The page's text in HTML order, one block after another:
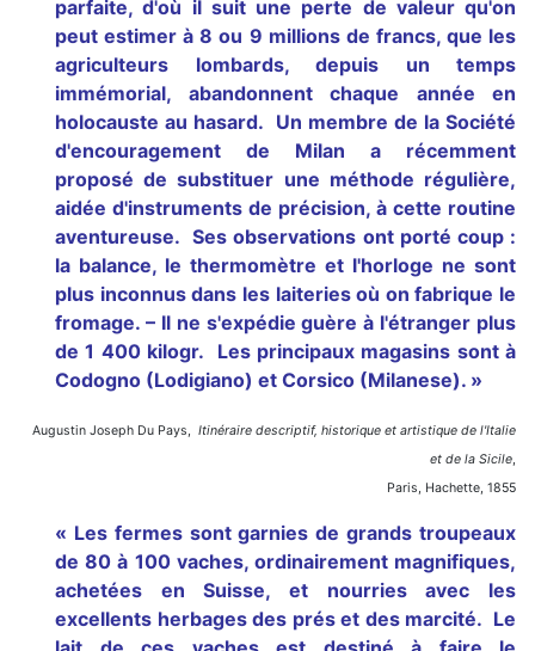
parfaite, d'où il suit une perte de valeur qu'on
peut estimer à 8 ou 9 millions de francs, que les
agriculteurs lombards, depuis un temps
immémorial, abandonnent chaque année en
holocauste au hasard. Un membre de la Société
d'encouragement de Milan a récemment
proposé de substituer une méthode régulière,
aidée d'instruments de précision, à cette routine
aventureuse. Ses observations ont porté coup :
la balance, le thermomètre et l'horloge ne sont
plus inconnus dans les laiteries où on fabrique le
fromage. – Il ne s'expédie guère à l'étranger plus
de 1 400 kilogr. Les principaux magasins sont à
Codogno (Lodigiano) et Corsico (Milanese). »
Augustin Joseph Du Pays, Itinéraire descriptif, historique et artistique de l'Italie
et de la Sicile,
Paris, Hachette, 1855
« Les fermes sont garnies de grands troupeaux
de 80 à 100 vaches, ordinairement magnifiques,
achetées en Suisse, et nourries avec les
excellents herbages des prés et des marcité. Le